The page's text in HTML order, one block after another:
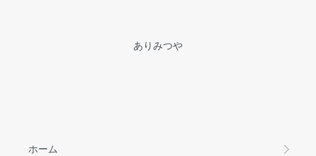
ありみつや
ホーム